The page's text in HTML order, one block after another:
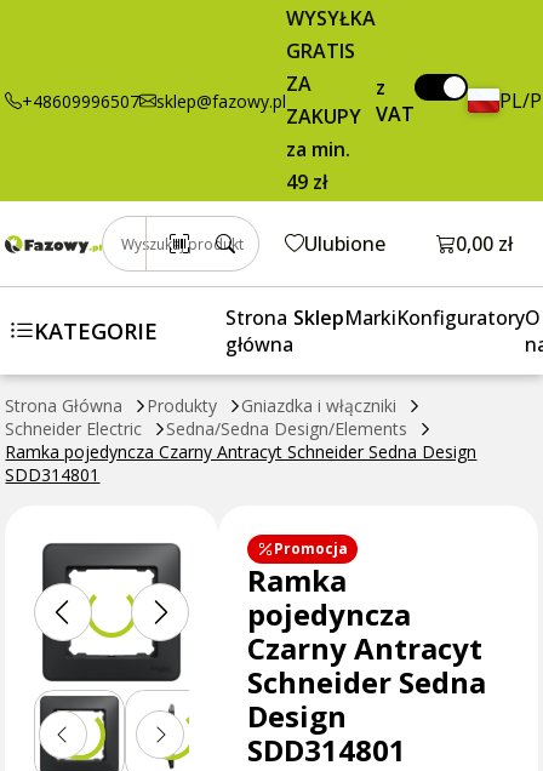
+48609996507 sklep@fazowy.pl
WYSYŁKA
GRATIS
ZA
ZAKUPY
za min.
49 zł
z
VAT
PL/
Wyszukaj produkt Ulubione Otwórz
0,00 zł
KATEGORIE
Strona
główna
SklepMarkiKonfiguratoryO
Strona Główna Produkty
Gniazdka i włączniki
Schneider Electric
Sedna/Sedna Design/Elements
Ramka pojedyncza Czarny Antracyt Schneider Sedna Design
SDD314801
Schneider
brutto / szt. Dodaj do koszyka
Promocja
Ramka
pojedyncza
Czarny Antracyt
Schneider Sedna
Design
SDD314801